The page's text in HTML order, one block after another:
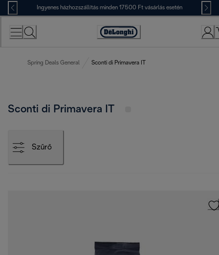
Skip
to
Content
Ingyenes házhozszállítás minden 17500 Ft vásárlás esetén
Accessibility
Spring Deals General Sconti di Primavera IT
Sconti di Primavera IT
Szűrő